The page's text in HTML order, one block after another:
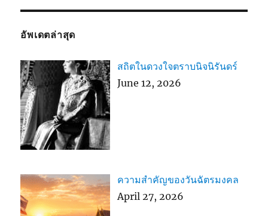
อัพเดตล่าสุด
สถิตในดวงใจตราบนิจนิรันดร์
June 12, 2026
ความสำคัญของวันฉัตรมงคล
April 27, 2026